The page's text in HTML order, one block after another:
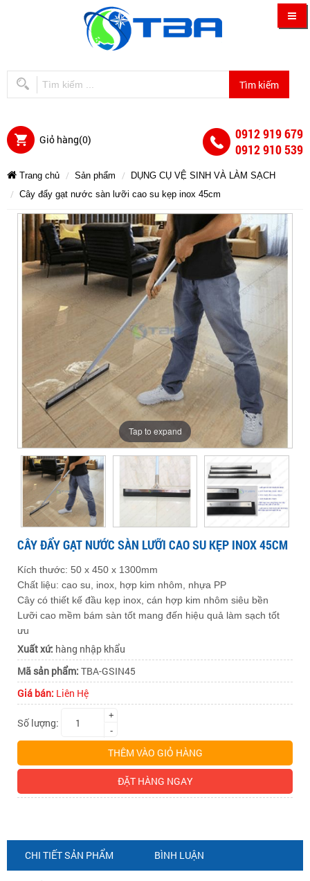
Giỏ hàng(0)
0912 919 679
0912 910 539
Trang chủ Sản phẩm
DỤNG CỤ VỆ SINH VÀ LÀM SẠCH
Cây đẩy gạt nước sàn lưỡi cao su kẹp inox 45cm
Cây
đẩy
gạt
nước
sàn
lưỡi
cao
su
kẹp
inox
45cm
Cây
đẩy
gạt
nước
sàn
lưỡi
cao
su
kẹp
inox
45cm
Cây
đẩy
gạt
nước
sàn
kẹp
inox
45cm
Cây
đẩy
gạt
nước
lưỡi
cao
su
kẹp
inox
45cm
Cây
đẩy
gạt
nước
sàn
lưỡi
kẹp
inox
45cm
nước
Tap to expand
CÂY ĐẨY GẠT NƯỚC SÀN LƯỠI CAO SU KẸP INOX 45CM
Kích thước: 50 x 450 x 1300mm
Chất liệu: cao su, inox, hợp kim nhôm, nhựa PP
Cây có thiết kế đầu kẹp inox, cán hợp kim nhôm siêu bền
Lưỡi cao mềm bám sàn tốt mang đến hiệu quả làm sạch tốt
ưu
Xuất xứ: hàng nhập khẩu
Mã sản phẩm: TBA-GSIN45
Giá bán: Liên Hệ
Số lượng:
+
-
THÊM VÀO GIỎ HÀNG
ĐẶT HÀNG NGAY
CHI TIẾT SẢN PHẨM BÌNH LUẬN